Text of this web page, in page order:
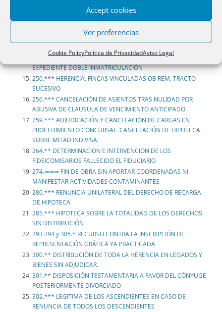
Accept cookies
Ver preferencias
Cookie PolicyPolítica de PrivacidadAviso Legal
PERSONA CON DISCAPACIDAD. CURADOR ASISTENCIAL.
FINCA ALEGANDO CONFLICTO CON LA LÍNEA DE DOMINIO
245.*** COMPRAVENTA. INICIACIÓN DE OFICIO DE
EXPEDIENTE DOBLE INMATRICULACIÓN
250.*** HERENCIA. FINCAS VINCULADAS OB REM. TRACTO
SUCESIVO
256.*** CANCELACIÓN DE ASIENTOS TRAS NULIDAD POR
ABUSIVA DE CLÁUSULA DE VENCIMIENTO ANTICIPADO
259.*** ADJUDICACIÓN Y CANCELACIÓN DE CARGAS EN
PROCEDIMIENTO CONCURSAL. CANCELACIÓN DE HIPOTECA
SOBRE MITAD INDIVISA.
264.** DETERMINACION E INTERVENCION DE LOS
FIDEICOMISARIOS FALLECIDO EL FIDUCIARIO
274.⇒⇒⇒ FIN DE OBRA SIN APORTAR COORDENADAS NI
MANIFESTAR ACTIVIDADES CONTAMINANTES
280.*** RENUNCIA UNILATERAL DEL DERECHO DE RECARGA
DE HIPOTECA
285.*** HIPOTECA SOBRE LA TOTALIDAD DE LOS DERECHOS
SIN DISTRIBUCIÓN
293 294 y 305.* RECURSO CONTRA LA INSCRIPCIÓN DE
REPRESENTACIÓN GRÁFICA YA PRACTICADA
300.** DISTRIBUCIÓN DE TODA LA HERENCIA EN LEGADOS Y
BIENES SIN ADJUDICAR.
301.** DISPOSICIÓN TESTAMENTARIA A FAVOR DEL CÓNYUGE
POSTERIORMENTE DIVORCIADO
302.*** LEGITIMA DE LOS ASCENDIENTES EN CASO DE
RENUNCIA DE TODOS LOS DESCENDIENTES